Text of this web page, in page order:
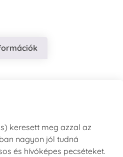
keresett meg azzal az
nagyon jól tudná
és hívóképes pecséteket.